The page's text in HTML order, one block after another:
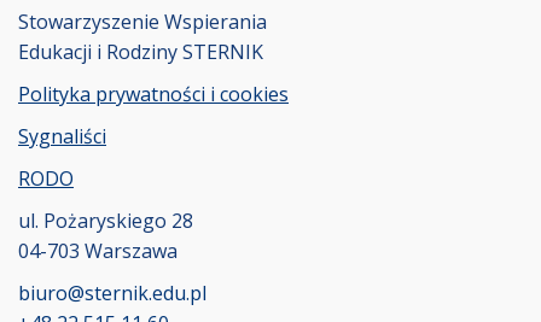
Stowarzyszenie Wspierania
Edukacji i Rodziny STERNIK
Polityka prywatności i cookies
Sygnaliści
RODO
ul. Pożaryskiego 28
04-703 Warszawa
biuro@sternik.edu.pl